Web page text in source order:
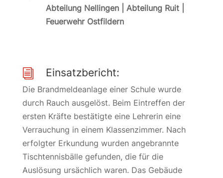
Abteilung Nellingen | Abteilung Ruit |
Feuerwehr Ostfildern
i Einsatzbericht:
Die Brandmeldeanlage einer Schule wurde
durch Rauch ausgelöst. Beim Eintreffen der
ersten Kräfte bestätigte eine Lehrerin eine
Verrauchung in einem Klassenzimmer. Nach
erfolgter Erkundung wurden angebrannte
Tischtennisbälle gefunden, die für die
Auslösung ursächlich waren. Das Gebäude